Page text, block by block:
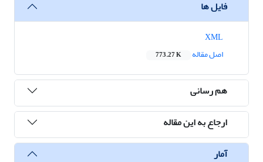
فایل ها
اصل مقاله
773.27 K
هم رسانی
ارجاع به این مقاله
آمار